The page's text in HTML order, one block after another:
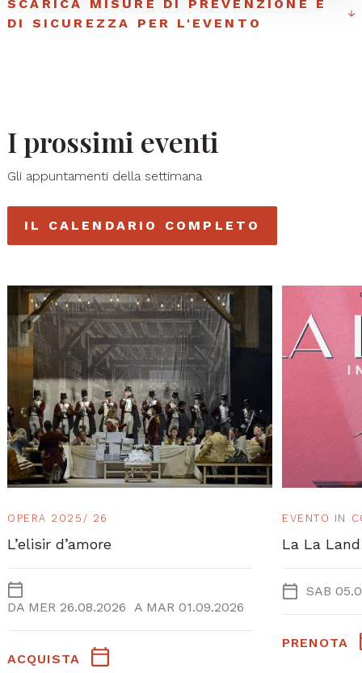
SCARICA MISURE DI PREVENZIONE E
DI SICUREZZA PER L'EVENTO
I prossimi eventi
Gli appuntamenti della settimana
IL CALENDARIO COMPLETO
OPERA 2025/ 26
L’elisir d’amore
DA MER 26.08.2026 A MAR 01.09.2026
ACQUISTA
EVENTO IN
La La
SAB
PRENOTA